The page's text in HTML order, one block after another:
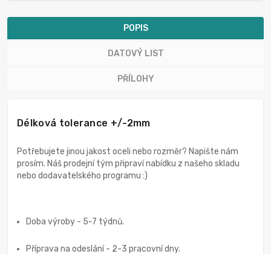
POPIS
DATOVÝ LIST
PŘÍLOHY
Délková tolerance +/-2mm
Potřebujete jinou jakost oceli nebo rozměr? Napište nám
prosím. Náš prodejní tým připraví nabídku z našeho skladu
nebo dodavatelského programu :)
Doba výroby - 5-7 týdnů.
Příprava na odeslání - 2-3 pracovní dny.